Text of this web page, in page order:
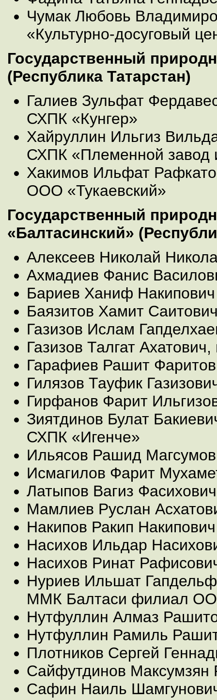
Чумак Любовь
«Культурно-досуговый
Государственный
(Республика Татарстан)
Галиев Зульфат
СХПК «Кунгер»
Хайруллин Ильгиз
СХПК «Племенной завод
Хакимов Ильфат
ООО «Тукаевский»
Государственный
«Балтасинский»
Алексеев Николай
Ахмадиев Фанис
Бариев Ханиф Накипович
Баязитов Хамит
Газизов Ислам
Газизов Талгат
Гарафиев Рашит
Гилязов Тауфик
Гирфанов Фарит
Зиятдинов Булат
СХПК «Игенче»
Ильясов Рашид
Исмагилов Фарит
Латыпов Вагиз Фасихович
Мамлиев Руслан
Накипов Ракип Накипович
Насихов Ильдар
Насихов Ринат
Нуриев Ильшат
ММК Балтаси филиал
Нутфуллин Алмаз
Нутфуллин Рамиль
Плотников Сергей
Сайфутдинов Максумзян
Сафин Наиль